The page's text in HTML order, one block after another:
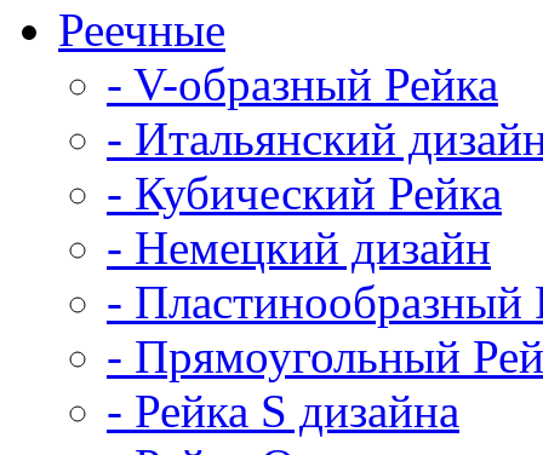
Реечные
- V-образный Рейка
- Итальянский
- Кубический Рейка
- Немецкий дизайн
- Пластинообразный
- Прямоугольный
- Рейка S дизайна